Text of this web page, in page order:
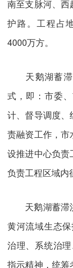
南至支脉河、
护路。工程占
4000万方。
天鹅湖蓄滞
式，即：市委
计、督导调度、
责融资工作，
设推进中心负
负责工程区域内
天鹅湖蓄滞
黄河流域生态
治理、系统治
指示精神，统